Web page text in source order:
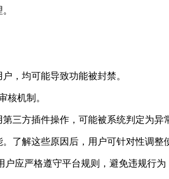
，均可能导致功能被封禁。
核机制。
三方插件操作，可能被系统判定为异
了解这些原因后，用户可针对性调整
应严格遵守平台规则，避免违规行